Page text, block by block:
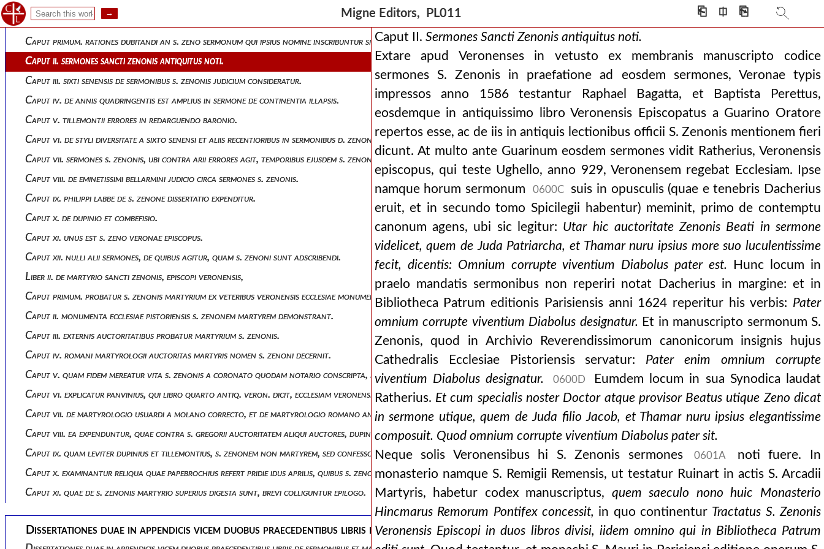
Migne Editors, PL011 ⎗ ⎅ ⎘
Liber primus. de sermonibus sancti zenonis episcopi veronensis.
Caput primum. rationes dubitandi an s. zeno sermonum qui ipsius nomine inscribuntur sit auctor.
Caput ii. sermones sancti zenonis antiquitus noti.
Caput iii. sixti senensis de sermonibus s. zenonis judicium consideratur.
Caput iv. de annis quadringentis est amplius in sermone de continentia illapsis.
Caput v. tillemontii errores in redarguendo baronio.
Caput vi. de styli diversitate a sixto senensi et aliis recentioribus in sermonibus d. zenonis notata.
Caput vii. sermones s. zenonis, ubi contra arii errores agit, temporibus ejusdem s. zenonis conveniunt.
Caput viii. de eminetissimi bellarmini judicio circa sermones s. zenonis.
Caput ix. philippi labbe de s. zenone dissertatio expenditur.
Caput x. de dupinio et combefisio.
Caput xi. unus est s. zeno veronae episcopus.
Caput xii. nulli alii sermones, de quibus agitur, quam s. zenoni sunt adscribendi.
Liber ii. de martyrio sancti zenonis, episcopi veronensis,
Caput primum. probatur s. zenonis martyrium ex veteribus veronensis ecclesiae monumentis.
Caput ii. monumenta ecclesiae pistoriensis s. zenonem martyrem demonstrant.
Caput iii. externis auctoritatibus probatur martyrium s. zenonis.
Caput iv. romani martyrologii auctoritas martyris nomen s. zenoni decernit.
Caput v. quam fidem mereatur vita s. zenonis a coronato quodam notario conscripta, in qua s. zeno confessor dicitur.
Caput vi. explicatur panvinius, qui libro quarto antiq. veron. dicit, ecclesiam veronensem antiquitus s. zenonem non coluisse uti martyrem: et aloysiu
Caput vii. de martyrologio usuardi a molano correcto, et de martyrologio romano antiquo, et de aliis martyrologiis.
Caput viii. ea expenduntur, quae contra s. gregorii auctoritatem aliqui auctores, dupinius praesertim et tillemontius, objiciunt.
Caput ix. quam leviter dupinius et tillemontius, s. zenonem non martyrem, sed confessorem jactitent.
Caput x. examinantur reliqua quae papebrochius refert pridie idus aprilis, quibus s. zeno confessor asseritur.
Caput xi. quae de s. zenonis martyrio superius digesta sunt, brevi colliguntur epilogo.
Dissertationes duae in appendicis vicem duobus praecedentibus libris de sermonibus et martyrio s. zenonis superadditae, auctore francisco bonacchi.
Caput II. Sermones Sancti Zenonis antiquitus noti.
Extare apud Veronenses in vetusto ex membranis manuscripto codice
sermones S. Zenonis in praefatione ad eosdem sermones, Veronae typis
impressos anno 1586 testantur Raphael Bagatta, et Baptista Perettus,
eosdemque in antiquissimo libro Veronensis Episcopatus a Guarino Oratore
repertos esse, ac de iis in antiquis lectionibus officii S. Zenonis mentionem fieri
dicunt. At multo ante Guarinum eosdem sermones vidit Ratherius, Veronensis
episcopus, qui teste Ughello, anno 929, Veronensem regebat Ecclesiam. Ipse
namque horum sermonum
0600C
suis in opusculis (quae e tenebris Dacherius
eruit, et in secundo tomo Spicilegii habentur) meminit, primo de contemptu
canonum agens, ubi sic legitur: Utar hic auctoritate Zenonis Beati in sermone
videlicet, quem de Juda Patriarcha, et Thamar nuru ipsius more suo luculentissime
fecit, dicentis: Omnium corrupte viventium Diabolus pater est.
Hunc locum in
praelo mandatis sermonibus non reperiri notat Dacherius in margine: et in
Bibliotheca Patrum editionis Parisiensis anni 1624 reperitur his verbis: Pater
omnium corrupte viventium Diabolus designatur. Et in manuscripto sermonum S.
Zenonis, quod in Archivio Reverendissimorum canonicorum insignis hujus
Cathedralis Ecclesiae Pistoriensis servatur: Pater enim omnium corrupte
viventium Diabolus designatur.
0600D
Eumdem locum in sua Synodica laudat
Ratherius. Et cum specialis noster Doctor atque provisor Beatus utique Zeno dicat
in sermone utique, quem de Juda filioJacob, et Thamar nuru ipsius elegantissime
composuit. Quod omnium corrupte viventium Diabolus pater sit.
Neque solis Veronensibus hi S. Zenonis sermones
0601A
noti fuere. In
monasterio namque S. Remigii Remensis, ut testatur Ruinart in actis S. Arcadii
Martyris, habetur codex manuscriptus, quem saeculo nono huic Monasterio
Hincmarus Remorum Pontifex concessit, in quo continentur Tractatus S. Zenonis
Veronensis Episcopi in duos libros divisi, iidem omnino qui in Bibliotheca Patrum